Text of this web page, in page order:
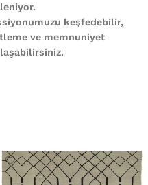
keşfedebilir,
ve memnuniyet